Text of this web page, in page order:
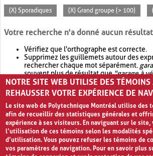
(X) Sporadiques (X) Grand groupe (> 100)
Votre recherche n'a donné aucun résultat
Vérifiez que l'orthographe est correcte.
Supprimez les guillemets autour des
rechercher chaque mot séparément.
souvent plus de résultat que"garage à
Envisagez d'élargir votre recherche avec
retournera souvent plus de résultat que
NOTRE SITE WEB UTILISE DES TÉMOINS
REHAUSSER VOTRE EXPÉRIENCE DE
Le site web de Polytechnique Montréal utilise des
afin de recueillir des statistiques générales et
expérience à ses visiteurs. En naviguant sur le site,
l’utilisation de ces témoins selon les modalités
d’utilisation. Vous pouvez refuser les témoins de
vos paramètres de navigation. Pour en savoir plus